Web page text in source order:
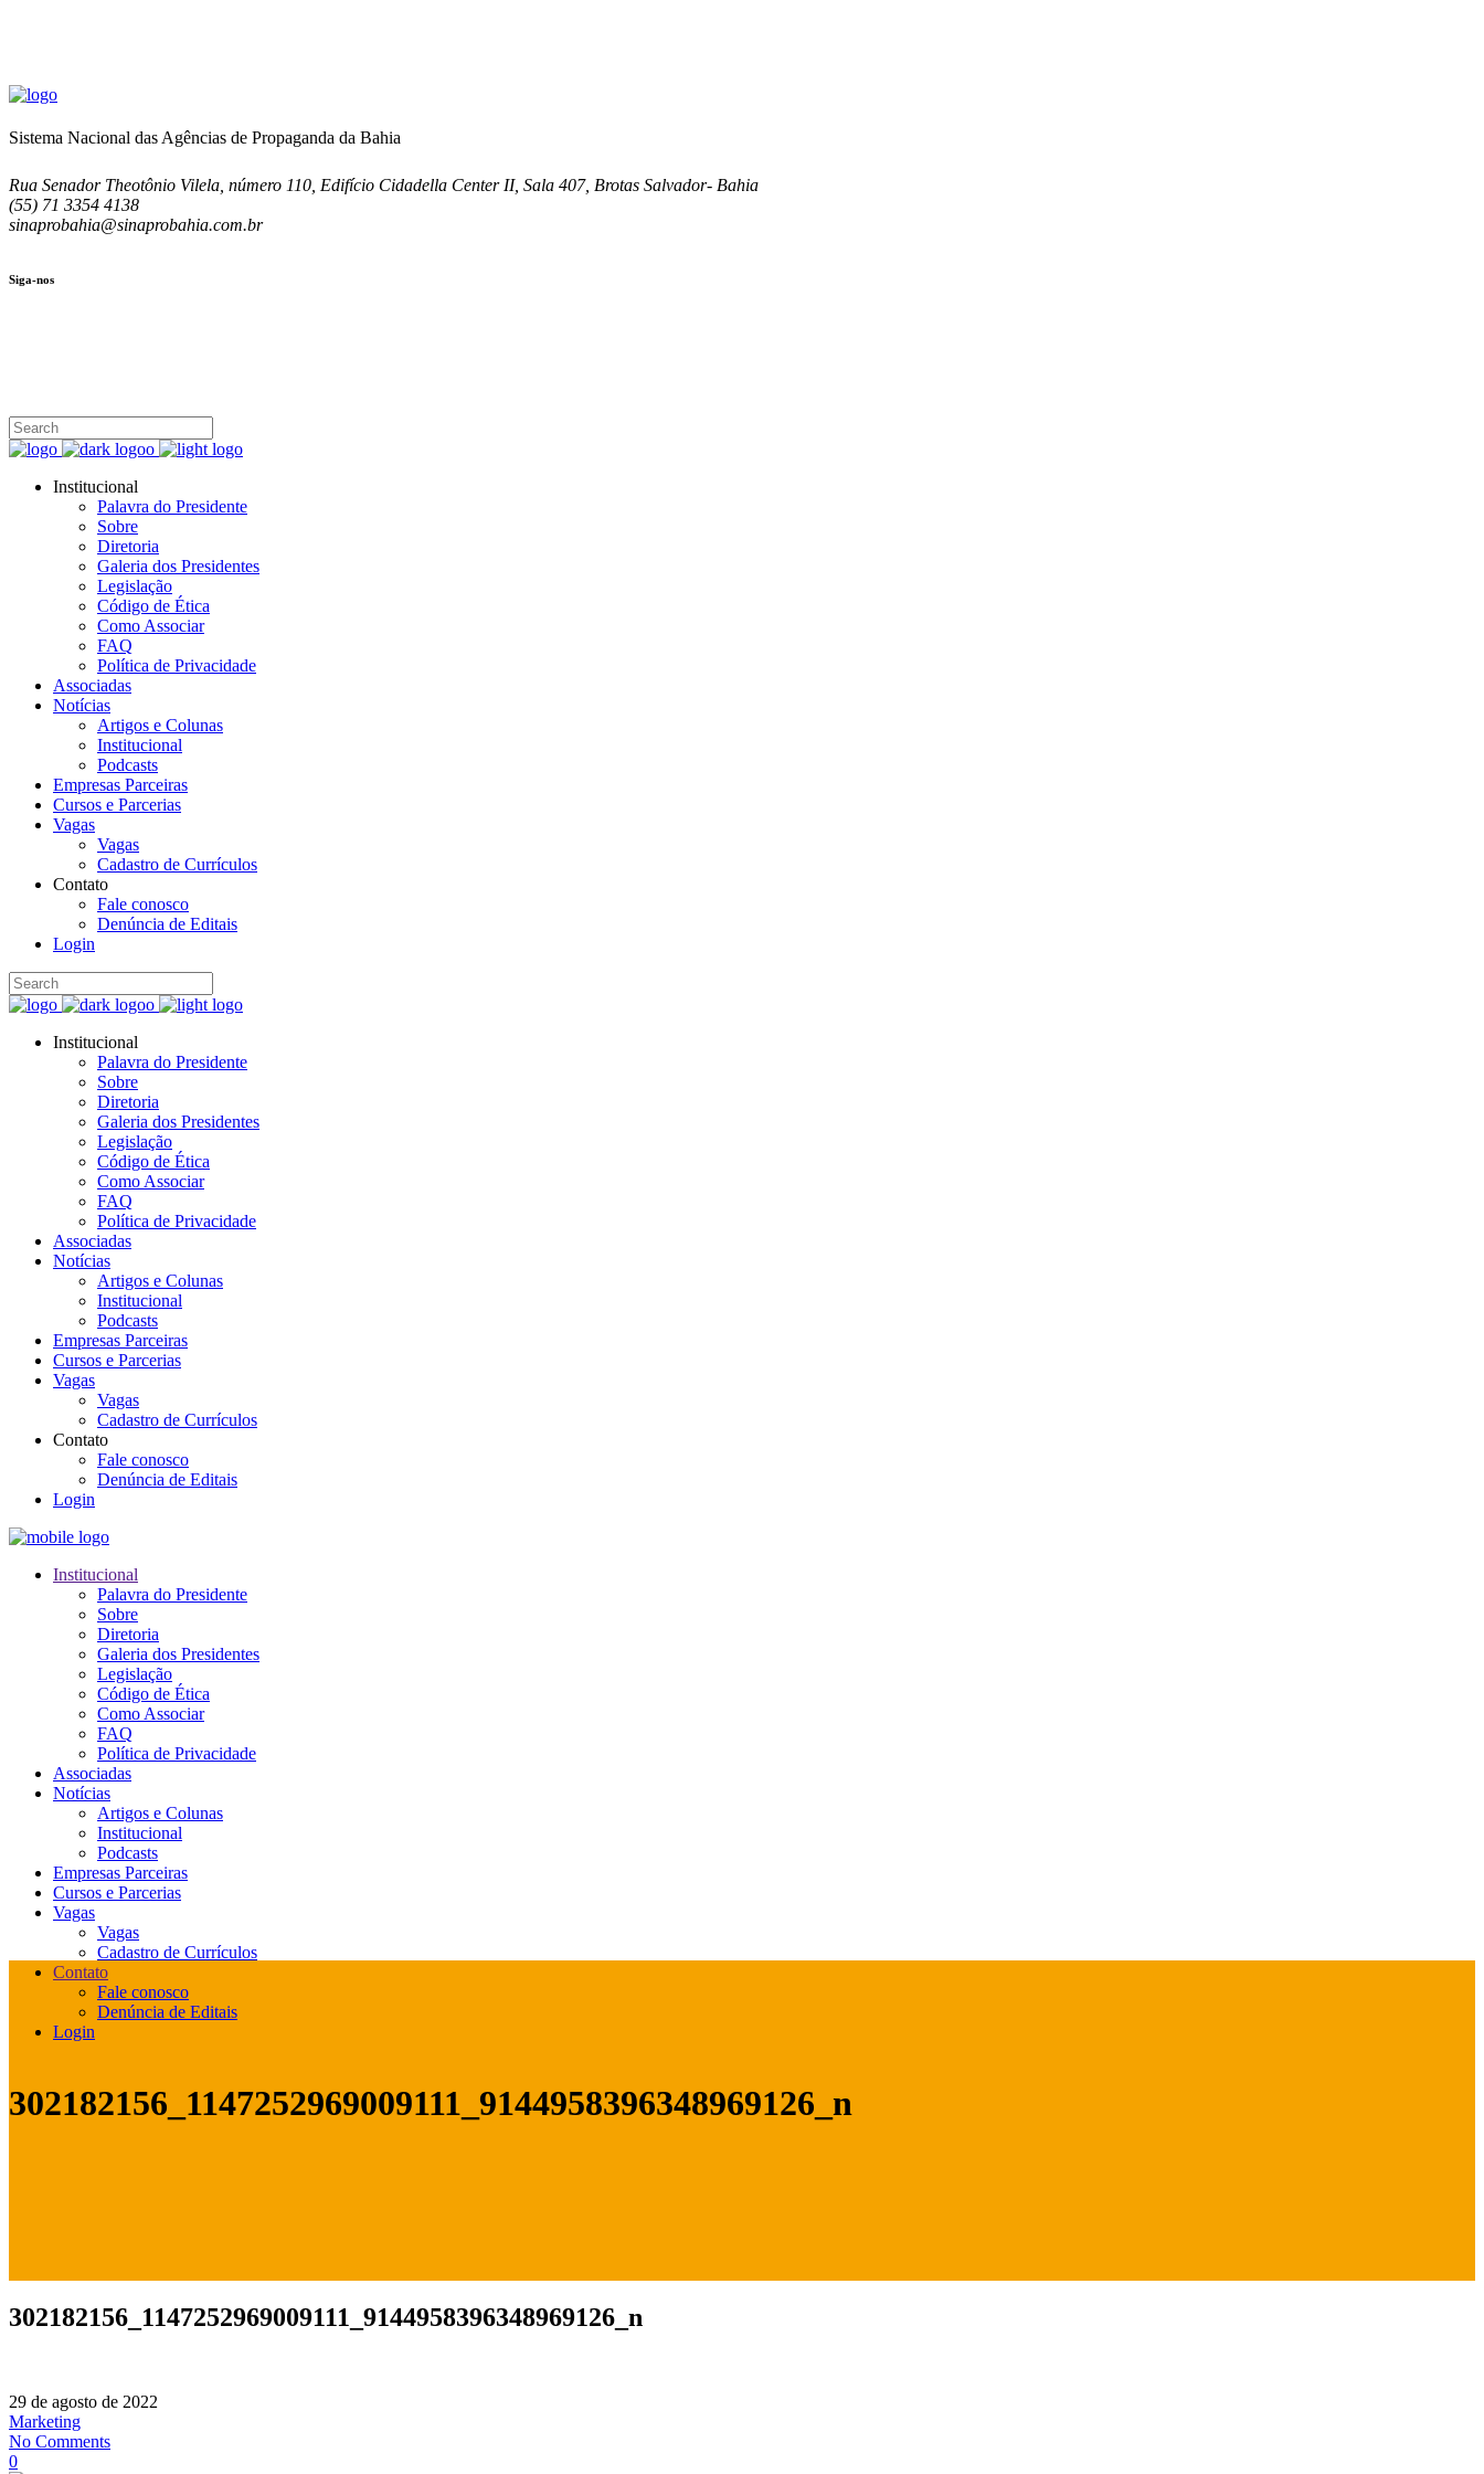
Sistema Nacional das Agências de Propaganda da Bahia
Rua Senador Theotônio Vilela, número 110, Edifício Cidadella Center II, Sala 407, Brotas Salvador- Bahia
(55) 71 3354 4138
sinaprobahia@sinaprobahia.com.br
Siga-nos
Institucional
Palavra do Presidente
Sobre
Diretoria
Galeria dos Presidentes
Legislação
Código de Ética
Como Associar
FAQ
Política de Privacidade
Associadas
Notícias
Artigos e Colunas
Institucional
Podcasts
Empresas Parceiras
Cursos e Parcerias
Vagas
Vagas
Cadastro de Currículos
Contato
Fale conosco
Denúncia de Editais
Login
Institucional
Palavra do Presidente
Sobre
Diretoria
Galeria dos Presidentes
Legislação
Código de Ética
Como Associar
FAQ
Política de Privacidade
Associadas
Notícias
Artigos e Colunas
Institucional
Podcasts
Empresas Parceiras
Cursos e Parcerias
Vagas
Vagas
Cadastro de Currículos
Contato
Fale conosco
Denúncia de Editais
Login
Institucional
Palavra do Presidente
Sobre
Diretoria
Galeria dos Presidentes
Legislação
Código de Ética
Como Associar
FAQ
Política de Privacidade
Associadas
Notícias
Artigos e Colunas
Institucional
Podcasts
Empresas Parceiras
Cursos e Parcerias
Vagas
Vagas
Cadastro de Currículos
Contato
Fale conosco
Denúncia de Editais
Login
302182156_1147252969009111_9144958396348969126_n
302182156_1147252969009111_9144958396348969126_n
29 de agosto de 2022
Marketing
No Comments
0